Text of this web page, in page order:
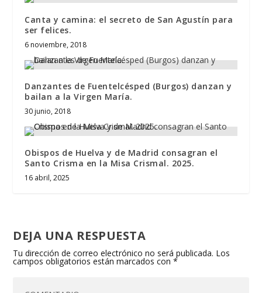
Canta y camina: el secreto de San Agustín para
ser felices.
6 noviembre, 2018
Danzantes de Fuentelcésped (Burgos) danzan y
bailan a la Virgen María.
30 junio, 2018
Obispos de Huelva y de Madrid consagran el
Santo Crisma en la Misa Crismal. 2025.
16 abril, 2025
DEJA UNA RESPUESTA
Tu dirección de correo electrónico no será publicada. Los
campos obligatorios están marcados con*